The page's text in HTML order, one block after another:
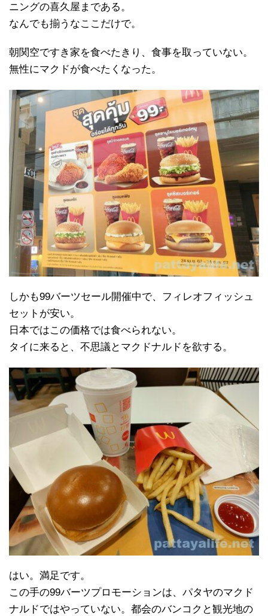
ニングの喜久屋まである。
なんでも揃うなここだけで。
朝関空ですき家を食べたきり、食事を取っていない。
無性にマクドが食べたくなった。
しかも99バーツセール開催中で、フィレオフィッシュ
セットが安い。
日本ではこの価格では食べられない。
タイに来ると、不思議とマクドナルドを欲する。
はい。満足です。
この手の99バーツプロモーションは、パタヤのマクド
ナルドではやっていない。都会のバンコクと観光地の